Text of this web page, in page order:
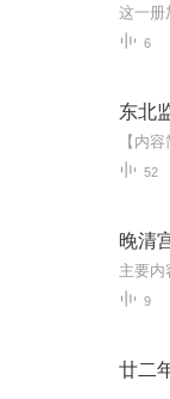
6
东北
52
晚清
9
廿二